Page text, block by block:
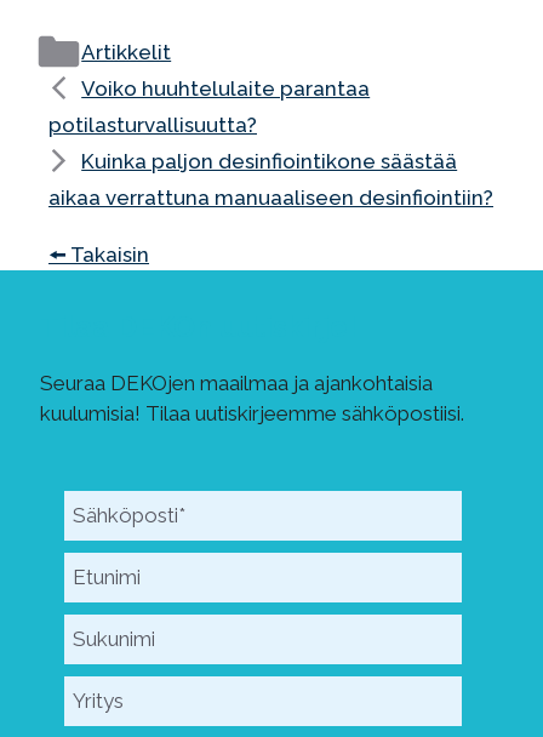
Kategoriat
Artikkelit
Voiko huuhtelulaite parantaa
potilasturvallisuutta?
Kuinka paljon desinfiointikone säästää
aikaa verrattuna manuaaliseen desinfiointiin?
🠘 Takaisin
Seuraa DEKOjen maailmaa ja ajankohtaisia
kuulumisia! Tilaa uutiskirjeemme sähköpostiisi.